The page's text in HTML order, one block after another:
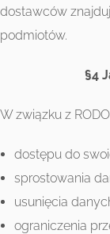
dostawców
podmiotów.
§4
W związku z
dostępu do
sprostowania
usunięcia
ograniczenia